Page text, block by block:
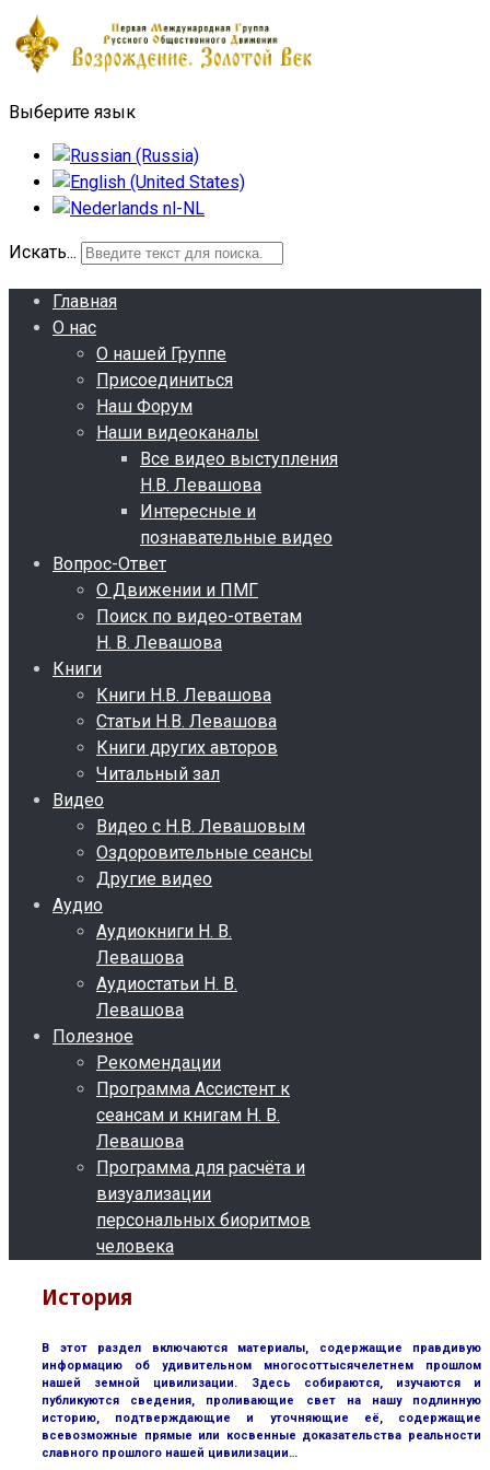
Выберите язык
Искать...
Главная
О нас
О нашей Группе
Присоединиться
Наш Форум
Наши видеоканалы
Все видео выступления
Н.В. Левашова
Интересные и
познавательные видео
Вопрос-Ответ
О Движении и ПМГ
Поиск по видео-ответам
Н. В. Левашова
Книги
Книги Н.В. Левашова
Статьи Н.В. Левашова
Книги других авторов
Читальный зал
Видео
Видео с Н.В. Левашовым
Оздоровительные сеансы
Другие видео
Аудио
Аудиокниги Н. В.
Левашова
Аудиостатьи Н. В.
Левашова
Полезное
Рекомендации
Программа Ассистент к
сеансам и книгам Н. В.
Левашова
Программа для расчёта и
визуализации
персональных биоритмов
человека
История
В этот раздел включаются материалы, содержащие правдивую
информацию об удивительном многосоттысячелетнем прошлом
нашей земной цивилизации. Здесь собираются, изучаются и
публикуются сведения, проливающие свет на нашу подлинную
историю, подтверждающие и уточняющие её, содержащие
всевозможные прямые или косвенные доказательства реальности
славного прошлого нашей цивилизации…